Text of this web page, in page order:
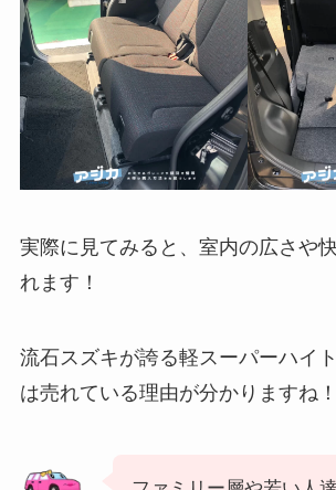
実際に見てみると、室内の広さや
れます！
流石スズキが誇る軽スーパーハイ
は売れている理由が分かりますね！